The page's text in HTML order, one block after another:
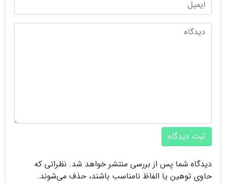
ثبت دیدگاه
دیدگاه شما پس از بررسی منتشر خواهد شد. نظراتی که
حاوی توهین یا الفاظ نامناسب باشند، حذف می‌شوند.